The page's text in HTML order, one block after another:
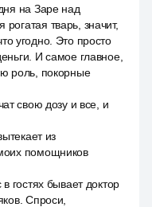
на Заре над
тварь, значит,
угодно. Это просто
И самое главное,
роль, покорные
свою дозу и все, и
из
помощников
гостях бывает доктор
Спроси,